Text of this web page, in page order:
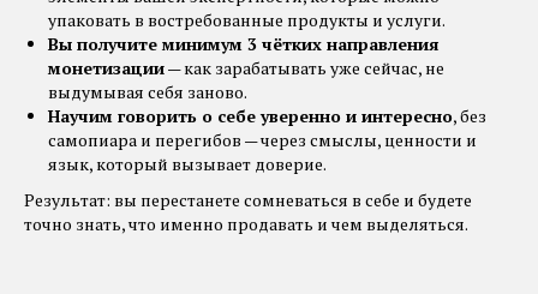
упаковать в востребованные продукты и услуги.
Вы получите минимум 3 чётких направления
монетизации— как зарабатывать уже сейчас, не
выдумывая себя заново.
Научим говорить о себе уверенно и интересно, без
самопиара и перегибов — через смыслы, ценности и
язык, который вызывает доверие.
Результат: вы перестанете сомневаться в себе и будете
точно знать, что именно продавать и чем выделяться.